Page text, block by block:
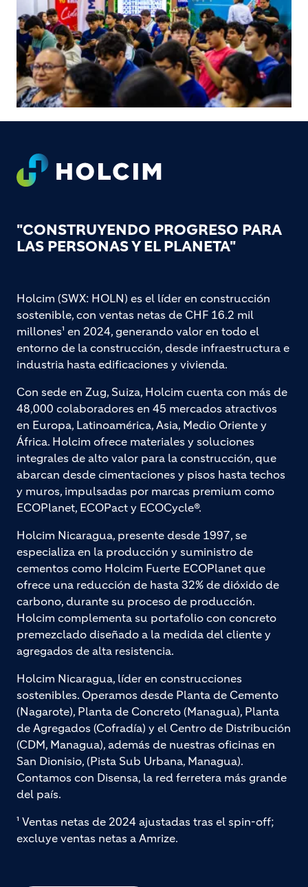
Footer
"CONSTRUYENDO PROGRESO PARA
LAS PERSONAS Y EL PLANETA"
Holcim (SWX: HOLN) es el líder en construcción
sostenible, con ventas netas de CHF 16.2 mil
millones¹ en 2024, generando valor en todo el
entorno de la construcción, desde infraestructura e
industria hasta edificaciones y vivienda.
Con sede en Zug, Suiza, Holcim cuenta con más de
48,000 colaboradores en 45 mercados atractivos
en Europa, Latinoamérica, Asia, Medio Oriente y
África. Holcim ofrece materiales y soluciones
integrales de alto valor para la construcción, que
abarcan desde cimentaciones y pisos hasta techos
y muros, impulsadas por marcas premium como
ECOPlanet, ECOPact y ECOCycle®.
Holcim Nicaragua, presente desde 1997, se
especializa en la producción y suministro de
cementos como Holcim Fuerte ECOPlanet que
ofrece una reducción de hasta 32% de dióxido de
carbono, durante su proceso de producción.
Holcim complementa su portafolio con concreto
premezclado diseñado a la medida del cliente y
agregados de alta resistencia.
Holcim Nicaragua, líder en construcciones
sostenibles. Operamos desde Planta de Cemento
(Nagarote), Planta de Concreto (Managua), Planta
de Agregados (Cofradía) y el Centro de Distribución
(CDM, Managua), además de nuestras oficinas en
San Dionisio, (Pista Sub Urbana, Managua).
Contamos con Disensa, la red ferretera más grande
del país.
¹ Ventas netas de 2024 ajustadas tras el spin-off;
excluye ventas netas a Amrize.